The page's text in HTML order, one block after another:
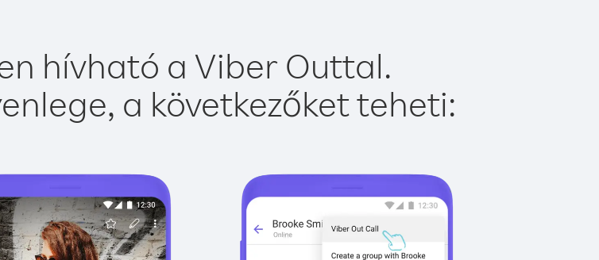
hívható a Viber Outtal.
a következőket teheti: